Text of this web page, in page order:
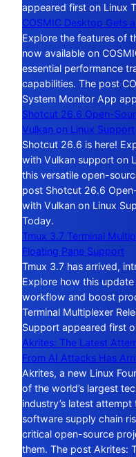
appeared first on Linux
COSMIC Desktop Gets
Explore the features of
now available on
essential performance
capabilities. The post
System Monitor App
Shotcut 26.6 Open-
Vulkan on Linux Support
Shotcut 26.6 is here!
with Vulkan support on
this versatile open-
post Shotcut 26.6
with Vulkan on Linux
Today.
Tmux 3.7 Terminal
Floating Pane Support
Tmux 3.7 has arrived,
Explore how this
workflow and boost
Terminal Multiplexer
Support appeared first
Akrites: The Latest
From AI Attacks Has
Akrites, a new Linux
of the world’s largest
industry’s latest
software supply chain
critical open-source
them. The post Akrites: